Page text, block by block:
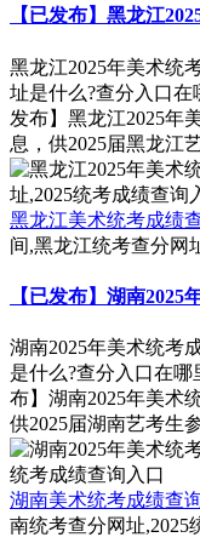
【已发布】黑龙江
黑龙江2025年美术统
址是什么?查分入口在
发布】黑龙江2025年
息，供2025届黑龙江
黑龙江美术统考成绩
间,黑龙江统考查分网
【已发布】湖南2025
湖南2025年美术统考
是什么?查分入口在
布】湖南2025年美术
供2025届湖南艺考生参
湖南美术统考成绩查
南统考查分网址,2025